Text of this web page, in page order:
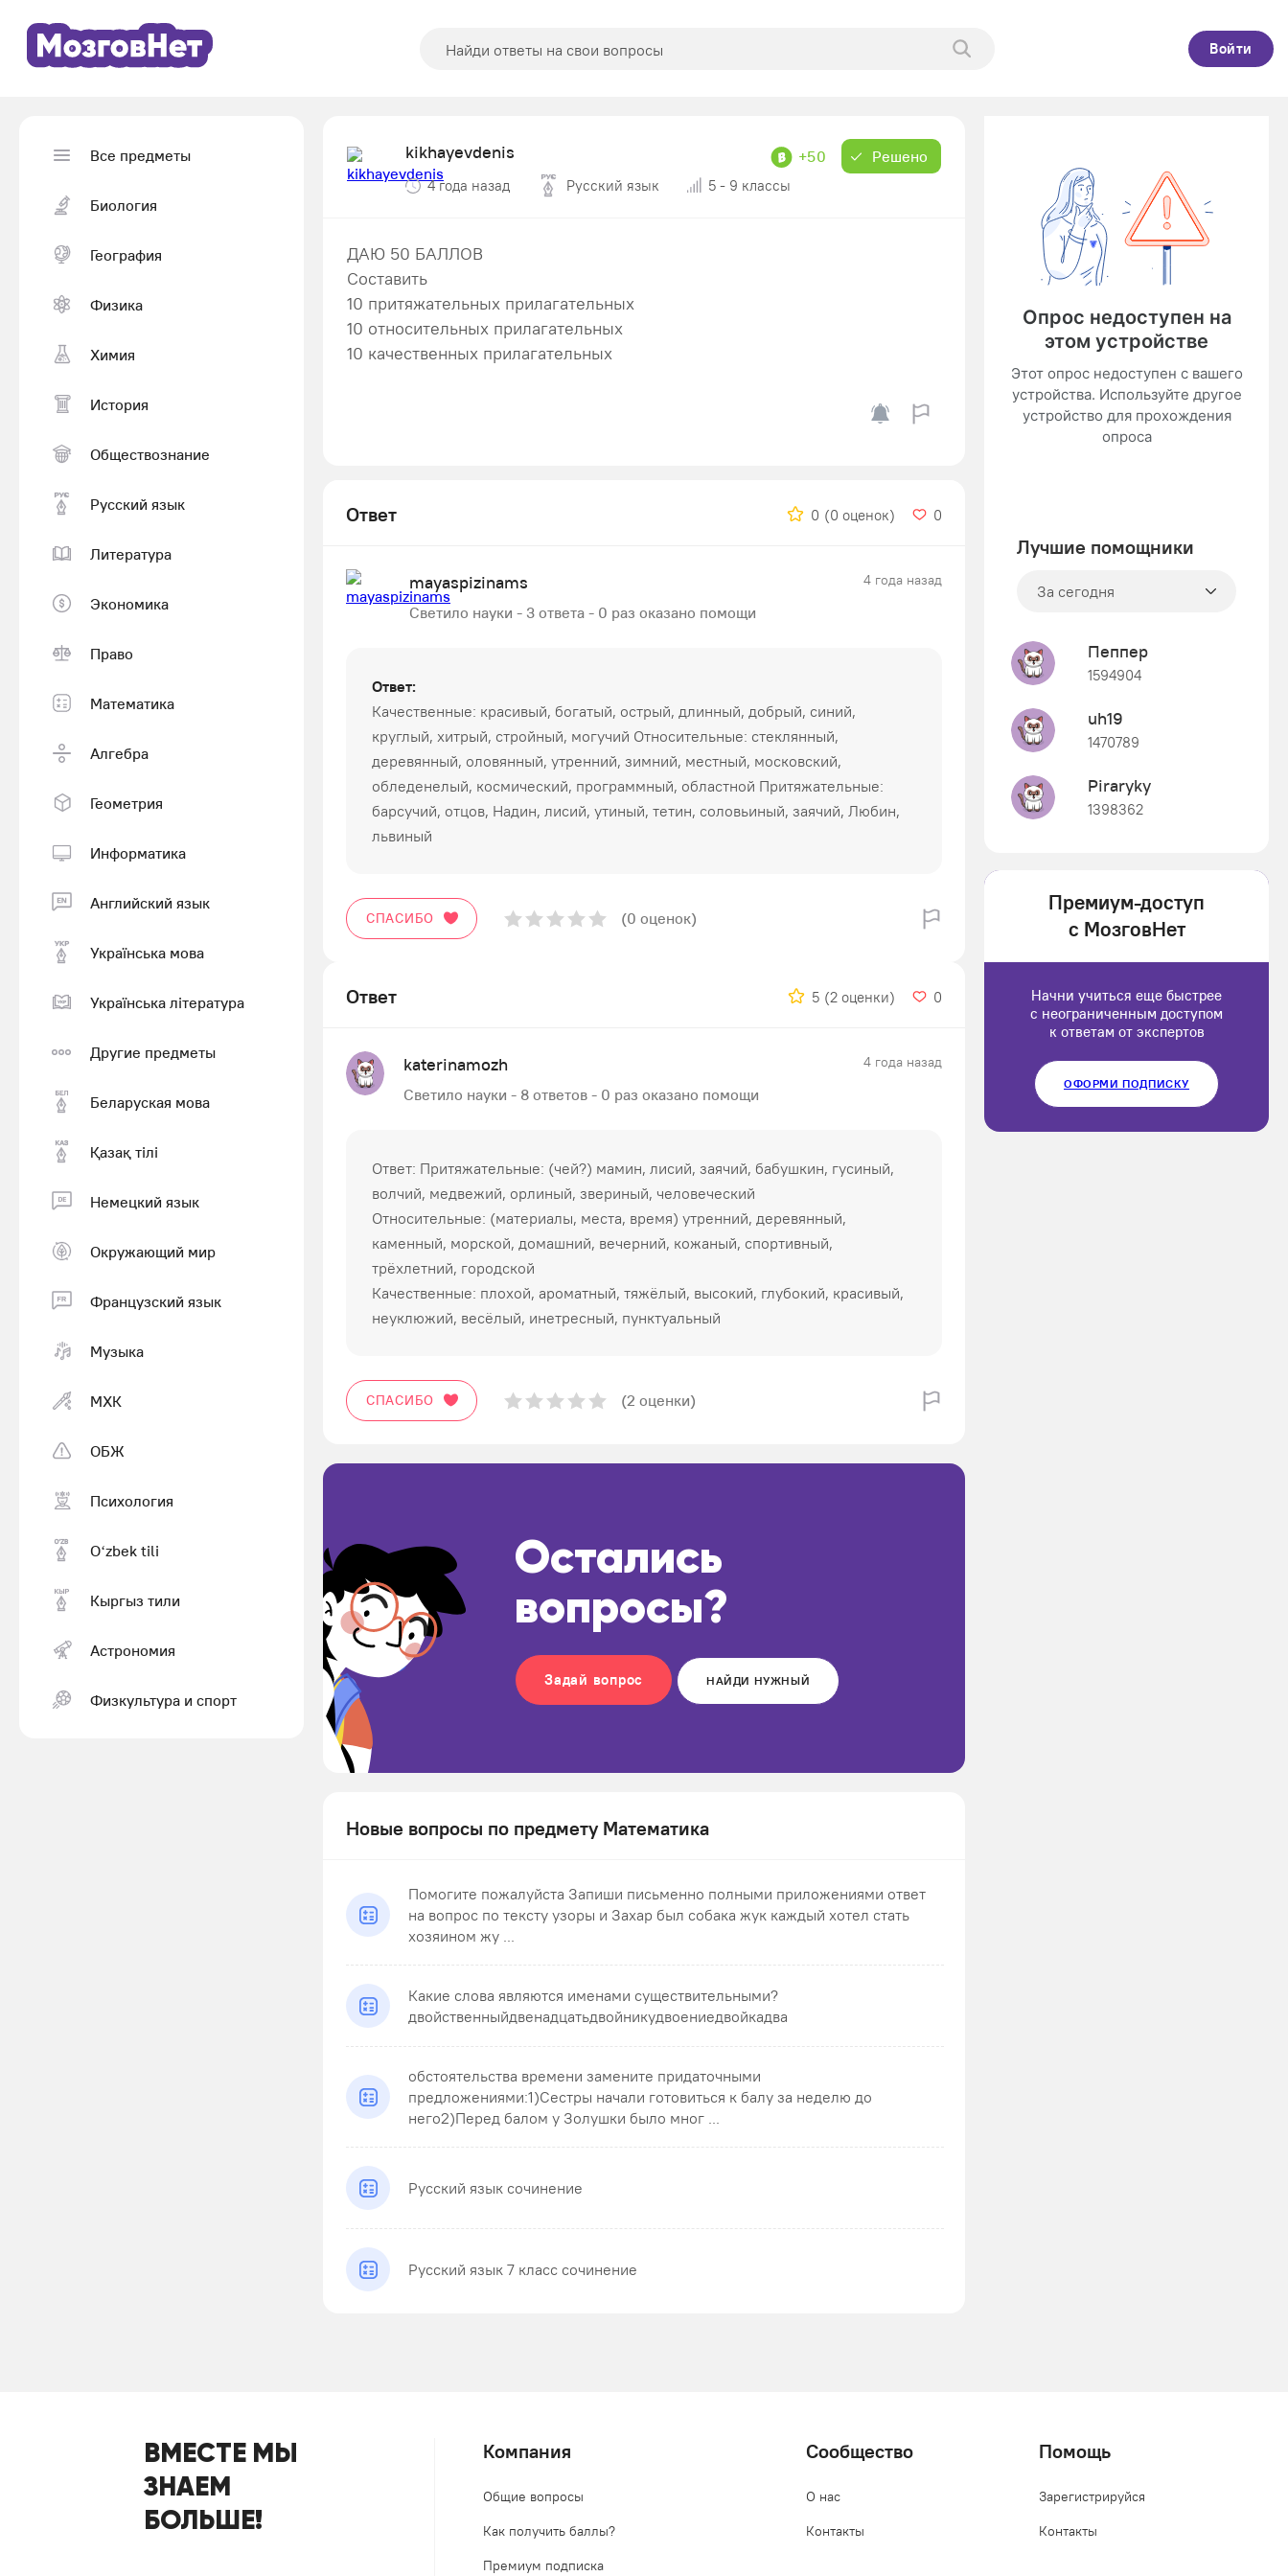
Войти
Все предметы
Биология
География
Физика
Химия
История
Обществознание
Русский язык
Литература
Экономика
Право
Математика
Алгебра
Геометрия
Информатика
Английский язык
Українська мова
Українська література
Другие предметы
Беларуская мова
Қазақ тiлi
Немецкий язык
Окружающий мир
Французский язык
Музыка
МХК
ОБЖ
Психология
Оʻzbek tili
Кыргыз тили
Астрономия
Физкультура и спорт
kikhayevdenis +50 Решено
4 года назад Русский язык 5 - 9 классы
ДАЮ 50 БАЛЛОВ
Составить
10 притяжательных прилагательных
10 относительных прилагательных
10 качественных прилагательных​
Ответ 0 (0 оценок) 0
mayaspizinams 4 года назад
Светило науки - 3 ответа - 0 раз оказано помощи
Ответ:
Качественные: красивый, богатый, острый, длинный, добрый, синий,
круглый, хитрый, стройный, могучий Относительные: стеклянный,
деревянный, оловянный, утренний, зимний, местный, московский,
обледенелый, космический, программный, областной Притяжательные:
барсучий, отцов, Надин, лисий, утиный, тетин, соловьиный, заячий, Любин,
львиный
СПАСИБО (0 оценок)
Ответ 5 (2 оценки) 0
katerinamozh 4 года назад
Светило науки - 8 ответов - 0 раз оказано помощи
Ответ: Притяжательные: (чей?) мамин, лисий, заячий, бабушкин, гусиный,
волчий, медвежий, орлиный, звериный, человеческий
Относительные: (материалы, места, время) утренний, деревянный,
каменный, морской, домашний, вечерний, кожаный, спортивный,
трёхлетний, городской
Качественные: плохой, ароматный, тяжёлый, высокий, глубокий, красивый,
неуклюжий, весёлый, инетресный, пунктуальный
СПАСИБО (2 оценки)
Остались
вопросы?
Задай вопрос НАЙДИ НУЖНЫЙ
Новые вопросы по предмету Математика
Помогите пожалуйста Запиши письменно полными приложениями ответ
на вопрос по тексту узоры и Захар был собака жук каждый хотел стать
хозяином жу ...
Какие слова являются именами существительными?
двойственныйдвенадцатьдвойникудвоениедвойкадва
обстоятельства времени замените придаточными
предложениями:1)Сестры начали готовиться к балу за неделю до
него2)Перед балом у Золушки было мног ...
Русский язык сочинение
Русский язык 7 класс сочинение
Лучшие помощники
За сегодня
Пеппер
1594904
uh19
1470789
Piraryky
1398362
Luluput
Премиум-доступ
с МозговНет
Начни учиться еще быстрее
с неограниченным доступом
к ответам от экспертов
ОФОРМИ ПОДПИСКУ
ВМЕСТЕ МЫ
ЗНАЕМ
БОЛЬШЕ!
Компания
Общие вопросы
Как получить баллы?
Премиум подписка
Сообщество
О нас
Контакты
Помощь
Зарегистрируйся
Контакты